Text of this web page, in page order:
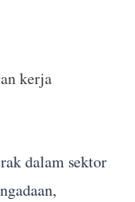
kerja
dalam sektor